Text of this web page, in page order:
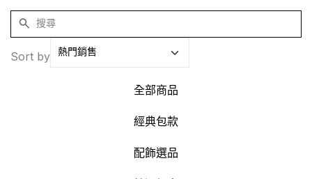
Sort by
全部商品
經典包款
配飾選品